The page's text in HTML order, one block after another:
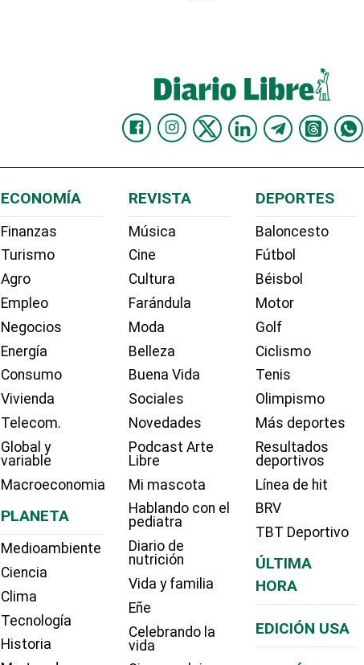
ECONOMÍA
Finanzas
Turismo
Agro
Empleo
Negocios
Energía
Consumo
Vivienda
Telecom.
Global y
variable
Macroeconomia
PLANETA
Medioambiente
Ciencia
Clima
Tecnología
Historia
REVISTA
Música
Cine
Cultura
Farándula
Moda
Belleza
Buena Vida
Sociales
Novedades
Podcast Arte
Libre
Mi mascota
Hablando con el
pediatra
Diario de
nutrición
Vida y familia
Eñe
Celebrando la
vida
DEPORTES
Baloncesto
Fútbol
Béisbol
Motor
Golf
Ciclismo
Tenis
Olimpismo
Más deportes
Resultados
deportivos
Línea de hit
BRV
TBT Deportivo
ÚLTIMA
HORA
EDICIÓN USA